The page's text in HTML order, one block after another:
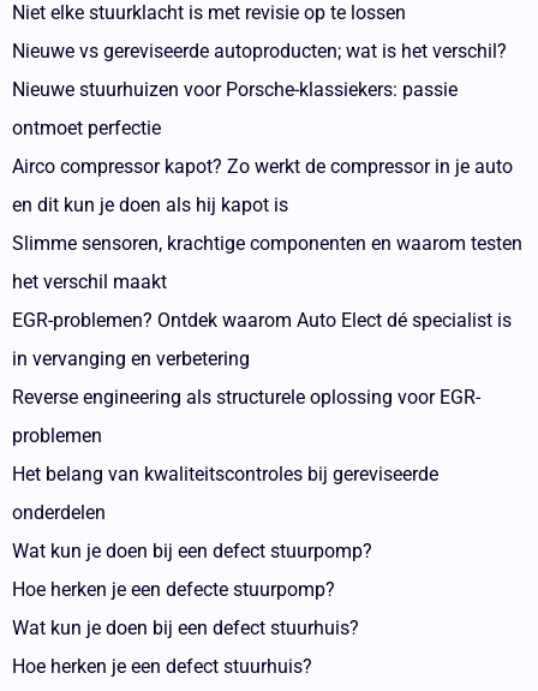
Niet elke stuurklacht is met revisie op te lossen
Nieuwe vs gereviseerde autoproducten; wat is het verschil?
Nieuwe stuurhuizen voor Porsche-klassiekers: passie
ontmoet perfectie
Airco compressor kapot? Zo werkt de compressor in je auto
en dit kun je doen als hij kapot is
Slimme sensoren, krachtige componenten en waarom testen
het verschil maakt
EGR-problemen? Ontdek waarom Auto Elect dé specialist is
in vervanging en verbetering
Reverse engineering als structurele oplossing voor EGR-
problemen
Het belang van kwaliteitscontroles bij gereviseerde
onderdelen
Wat kun je doen bij een defect stuurpomp?
Hoe herken je een defecte stuurpomp?
Wat kun je doen bij een defect stuurhuis?
Hoe herken je een defect stuurhuis?